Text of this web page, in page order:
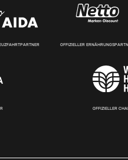
OFFIZIELLER
OFFIZIELLER